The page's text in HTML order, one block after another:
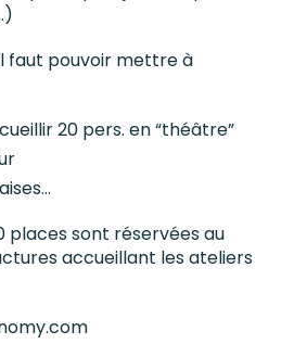
faut pouvoir mettre à
20 pers. en “théâtre”
places sont réservées au
accueillant les ateliers